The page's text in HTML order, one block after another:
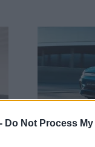
Do Not Process
BYD